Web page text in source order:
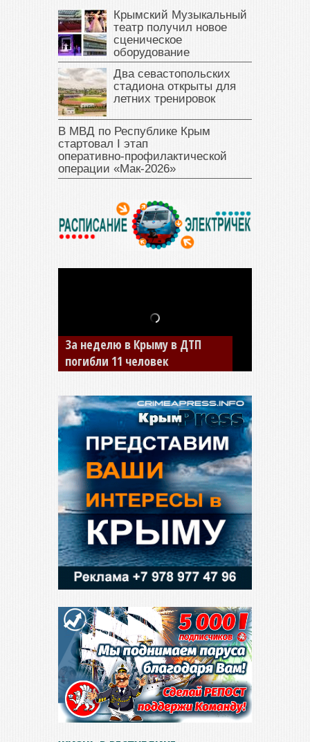
Крымский Музыкальный
театр получил новое
сценическое
оборудование
Два севастопольских
стадиона открыты для
летних тренировок
В МВД по Республике Крым
стартовал I этап
оперативно‑профилактической
операции «Мак‑2026»
За неделю в Крыму в ДТП
погибли 11 человек
В Джанкое водитель ВАЗа
сбил двух детей на «зебре»